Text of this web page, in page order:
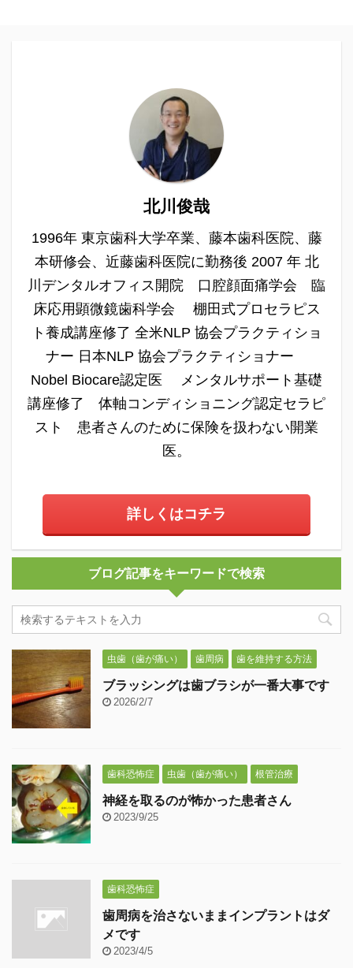
北川俊哉
1996年 東京歯科大学卒業、藤本歯科医院、藤
本研修会、近藤歯科医院に勤務後 2007 年 北
川デンタルオフィス開院 口腔顔面痛学会 臨
床応用顕微鏡歯科学会 棚田式プロセラピス
ト養成講座修了 全米NLP 協会プラクティショ
ナー 日本NLP 協会プラクティショナー
Nobel Biocare認定医 メンタルサポート基礎
講座修了 体軸コンディショニング認定セラピ
スト 患者さんのために保険を扱わない開業
医。
詳しくはコチラ
ブログ記事をキーワードで検索
虫歯（歯が痛い） 歯周病 歯を維持する方法
ブラッシングは歯ブラシが一番大事です
2026/2/7
歯科恐怖症 虫歯（歯が痛い） 根管治療
神経を取るのが怖かった患者さん
2023/9/25
歯科恐怖症
歯周病を治さないままインプラントはダ
メです
2023/4/5